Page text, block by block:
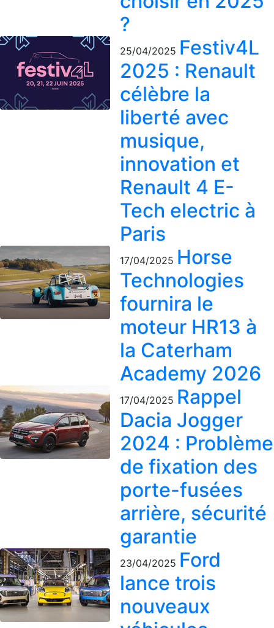
?
25/04/2025 Festiv4L
2025 : Renault
célèbre la
liberté avec
musique,
innovation et
Renault 4 E-
Tech electric à
Paris
17/04/2025 Horse
Technologies
fournira le
moteur HR13 à
la Caterham
Academy 2026
17/04/2025 Rappel
Dacia Jogger
2024 : Problème
de fixation des
porte-fusées
arrière, sécurité
garantie
23/04/2025 Ford
lance trois
nouveaux